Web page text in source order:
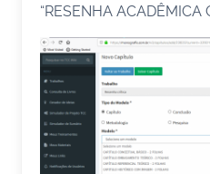
“RESENHA ACADÊMICA